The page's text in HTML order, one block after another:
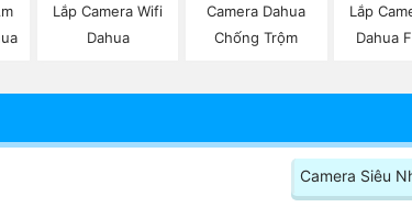
Lắp Camera Wifi
Dahua
Camera Dahua
Chống Trộm
Lắp
Dahua
Camera Siêu